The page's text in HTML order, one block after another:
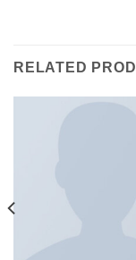
RELATED